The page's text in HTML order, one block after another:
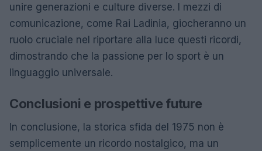
unire generazioni e culture diverse. I mezzi di
comunicazione, come Rai Ladinia, giocheranno un
ruolo cruciale nel riportare alla luce questi ricordi,
dimostrando che la passione per lo sport è un
linguaggio universale.
Conclusioni e prospettive future
In conclusione, la storica sfida del 1975 non è
semplicemente un ricordo nostalgico, ma un